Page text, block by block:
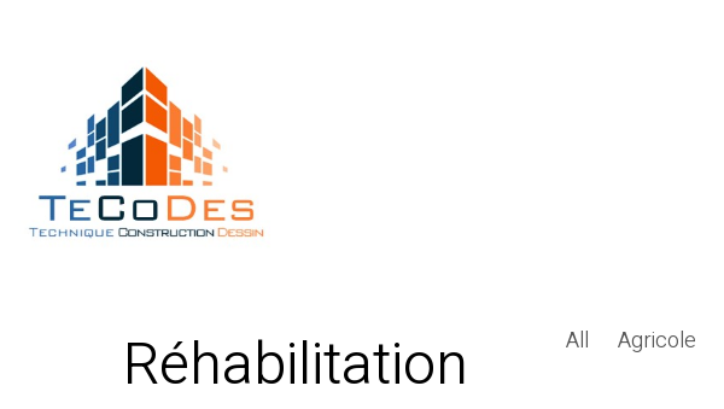
Réhabilitation All Agricole